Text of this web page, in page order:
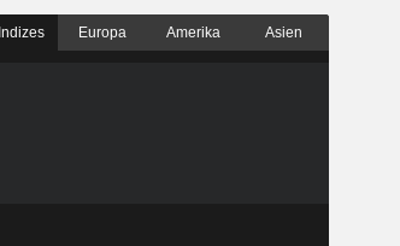
Indizes Europa Amerika Asien